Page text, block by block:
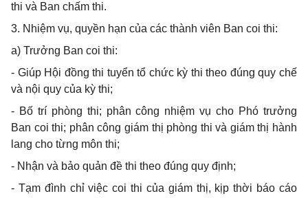
thi và Ban chấm thi.
3. Nhiệm vụ, quyền hạn của các thành viên Ban coi thi:
a) Trưởng Ban coi thi:
- Giúp Hội đồng thi tuyển tổ chức kỳ thi theo đúng quy chế
và nội quy của kỳ thi;
- Bố trí phòng thi; phân công nhiệm vụ cho Phó trưởng
Ban coi thi; phân công giám thị phòng thi và giám thị hành
lang cho từng môn thi;
- Nhận và bảo quản đề thi theo đúng quy định;
- Tạm đình chỉ việc coi thi của giám thị, kịp thời báo cáo